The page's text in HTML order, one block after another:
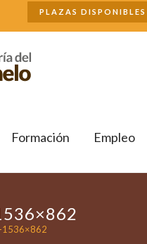
PLAZAS DISPONIBLES
Formación Empleo
1536×862